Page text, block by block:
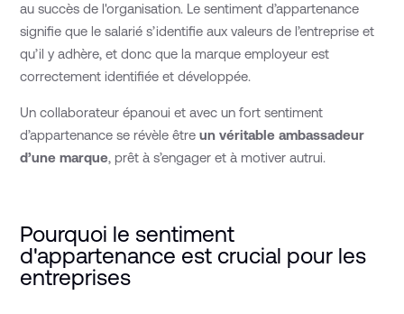
au succès de l'organisation. Le sentiment d’appartenance
signifie que le salarié s’identifie aux valeurs de l’entreprise et
qu’il y adhère, et donc que la marque employeur est
correctement identifiée et développée.
Un collaborateur épanoui et avec un fort sentiment
d’appartenance se révèle êtreun véritable ambassadeur
d’une marque, prêt à s’engager et à motiver autrui.
Pourquoi le sentiment
d'appartenance est crucial pour les
entreprises